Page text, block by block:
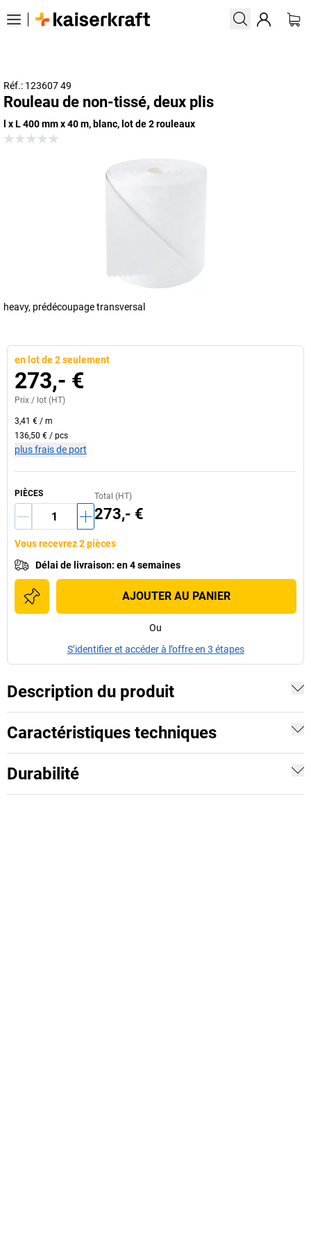
Réf.: 123607 49
Rouleau de non-tissé, deux plis
l x L 400 mm x 40 m, blanc, lot de 2 rouleaux
heavy, prédécoupage transversal
en lot de 2 seulement
273,- €
Prix / lot (HT)
3,41 € / m
136,50 € / pcs
plus frais de port
PIÈCES Total (HT)
273,- €
Vous recevrez 2 pièces
Délai de livraison: en 4 semaines
AJOUTER AU PANIER
Ou
S’identifier et accéder à l’offre en 3 étapes
Description du produit
Caractéristiques techniques
Durabilité